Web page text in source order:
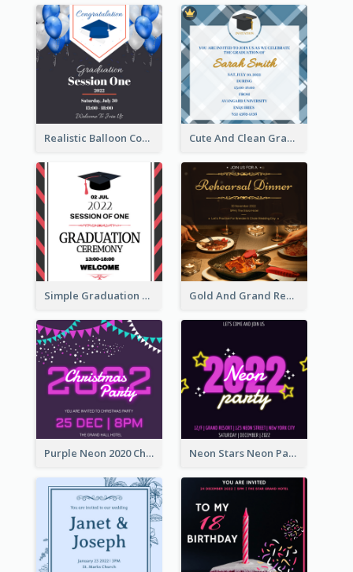
Realistic Balloon Cool Graduation Ceremony Design Cute And Clean Graduation Ceremony Invitation Design Ideas
Simple Graduation Ceremony Invitation Design Template Gold And Grand Rehearsal Dinner For Wedding Invitation
Purple Neon 2020 Christmas Party Invitation Neon Stars Neon Party 2020 Invitation